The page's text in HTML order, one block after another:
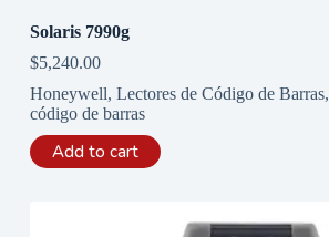
Solaris 7990g
$5,240.00
Honeywell, Lectores de Código de Barras,
código de barras
Add to cart